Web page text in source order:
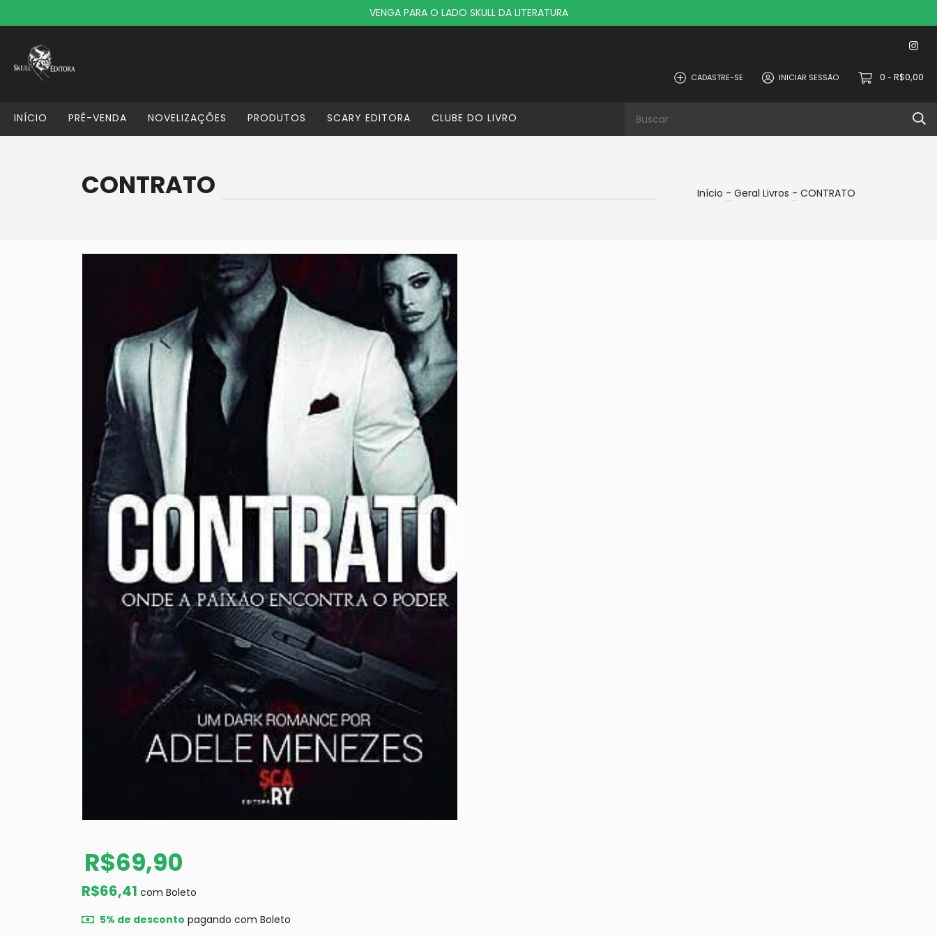
VENGA PARA O LADO SKULL DA LITERATURA
CADASTRE-SE INICIAR SESSÃO 0 - R$0,00
INÍCIO PRÉ-VENDA NOVELIZAÇÕES PRODUTOS SCARY EDITORA CLUBE DO LIVRO
CONTRATO Início - Geral Livros - CONTRATO
R$69,90
R$66,41 com Boleto
5% de desconto pagando com Boleto